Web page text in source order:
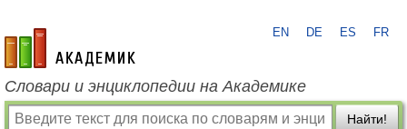
academic.ru
EN DE ES FR
Словари и энциклопедии на Академике
Найти!